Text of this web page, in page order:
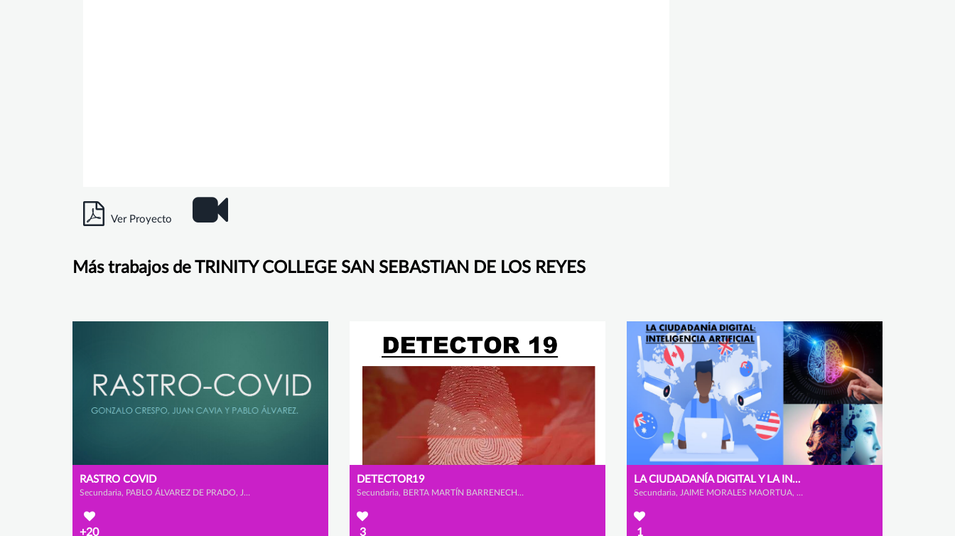
Ver Proyecto
Más trabajos de TRINITY COLLEGE SAN SEBASTIAN DE LOS REYES
RASTRO COVID
Secundaria, PABLO ÁLVAREZ DE PRADO, JUAN CAVIA BELDA y GONZALO CRESPO RODRÍGUEZ
+20
DETECTOR19
Secundaria, BERTA MARTÍN BARRENECHEA, CELIA FLORIANO VELASCO y LUCÍA GONZÁLEZ RAMOS
3
LA CIUDADANÍA DIGITAL Y LA INTELIGENCIA ARTIFICIAL
Secundaria, JAIME MORALES MAORTUA, MARIO MARCOS MATEOS y ÁLVARO GONZÁLEZ BENITO
1